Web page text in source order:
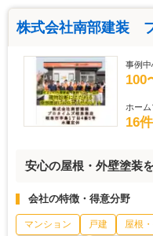
株式会社南部建装
事例
100
ホー
16件
安心の屋根・外壁塗装
会社の特徴・得意分野
マンション 戸建 屋根